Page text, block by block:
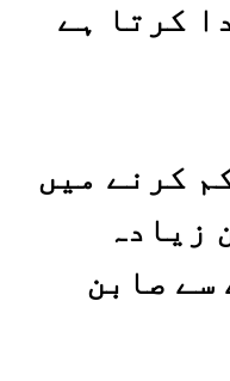
کرتا ہے
کرنے میں
زیادہ
سے صابن